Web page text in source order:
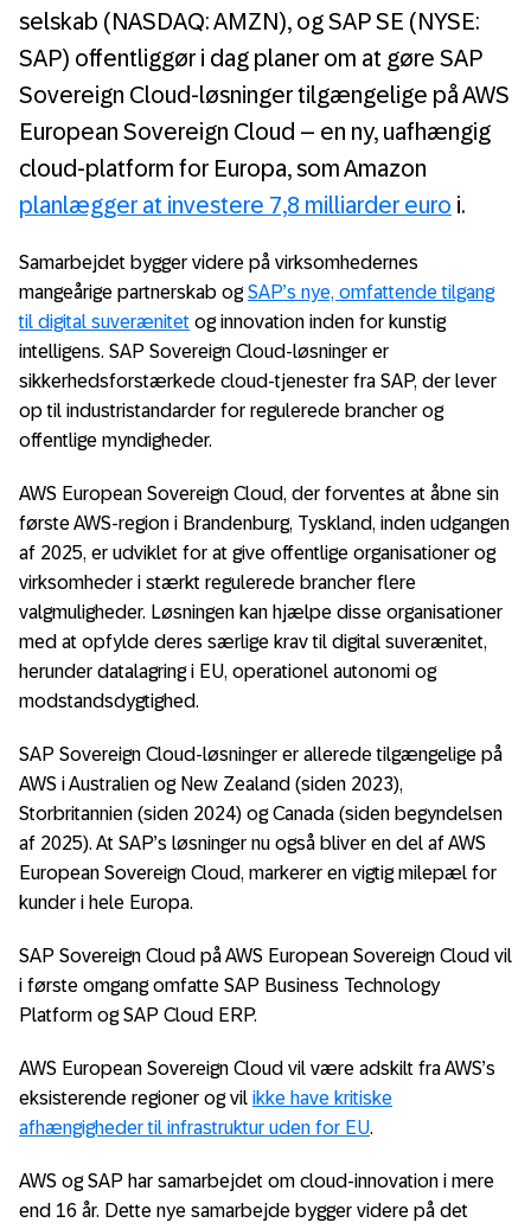
selskab (NASDAQ: AMZN), og SAP SE (NYSE:
SAP) offentliggør i dag planer om at gøre SAP
Sovereign Cloud-løsninger tilgængelige på AWS
European Sovereign Cloud – en ny, uafhængig
cloud-platform for Europa, som Amazon
planlægger at investere 7,8 milliarder euro i.
Samarbejdet bygger videre på virksomhedernes
mangeårige partnerskab ogSAP’s nye, omfattende tilgang
til digital suverænitet og innovation inden for kunstig
intelligens. SAP Sovereign Cloud-løsninger er
sikkerhedsforstærkede cloud-tjenester fra SAP, der lever
op til industristandarder for regulerede brancher og
offentlige myndigheder.
AWS European Sovereign Cloud, der forventes at åbne sin
første AWS-region i Brandenburg, Tyskland, inden udgangen
af 2025, er udviklet for at give offentlige organisationer og
virksomheder i stærkt regulerede brancher flere
valgmuligheder. Løsningen kan hjælpe disse organisationer
med at opfylde deres særlige krav til digital suverænitet,
herunder datalagring i EU, operationel autonomi og
modstandsdygtighed.
SAP Sovereign Cloud-løsninger er allerede tilgængelige på
AWS i Australien og New Zealand (siden 2023),
Storbritannien (siden 2024) og Canada (siden begyndelsen
af 2025). At SAP’s løsninger nu også bliver en del af AWS
European Sovereign Cloud, markerer en vigtig milepæl for
kunder i hele Europa.
SAP Sovereign Cloud på AWS European Sovereign Cloud vil
i første omgang omfatte SAP Business Technology
Platform og SAP Cloud ERP.
AWS European Sovereign Cloud vil være adskilt fra AWS’s
eksisterende regioner og vil ikke have kritiske
afhængigheder til infrastruktur uden for EU.
AWS og SAP har samarbejdet om cloud-innovation i mere
end 16 år. Dette nye samarbejde bygger videre på det